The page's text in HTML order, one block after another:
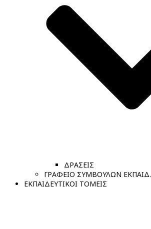
ΔΡΑΣΕΙΣ
ΓΡΑΦΕΙΟ ΣΥΜΒΟΥΛΩΝ ΕΚΠΑΙΔ.
ΕΚΠΑΙΔΕΥΤΙΚΟΙ ΤΟΜΕΙΣ